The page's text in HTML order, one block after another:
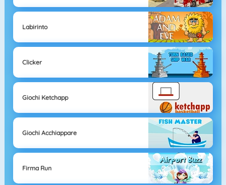
Labirinto
Clicker
Giochi Ketchapp
Giochi Acchiappare
Firma Run